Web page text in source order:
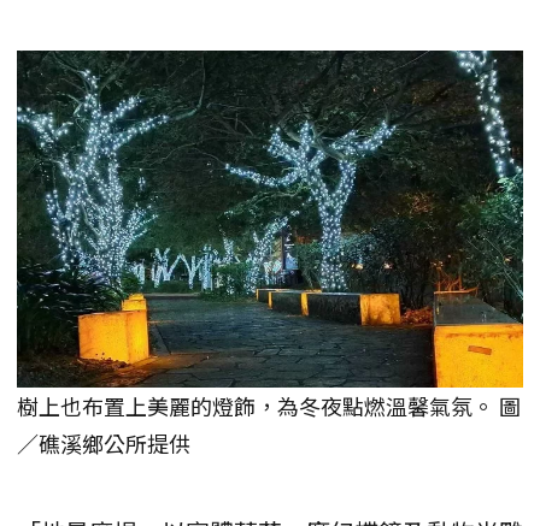
樹上也布置上美麗的燈飾，為冬夜點燃溫馨氣氛。 圖
／礁溪鄉公所提供